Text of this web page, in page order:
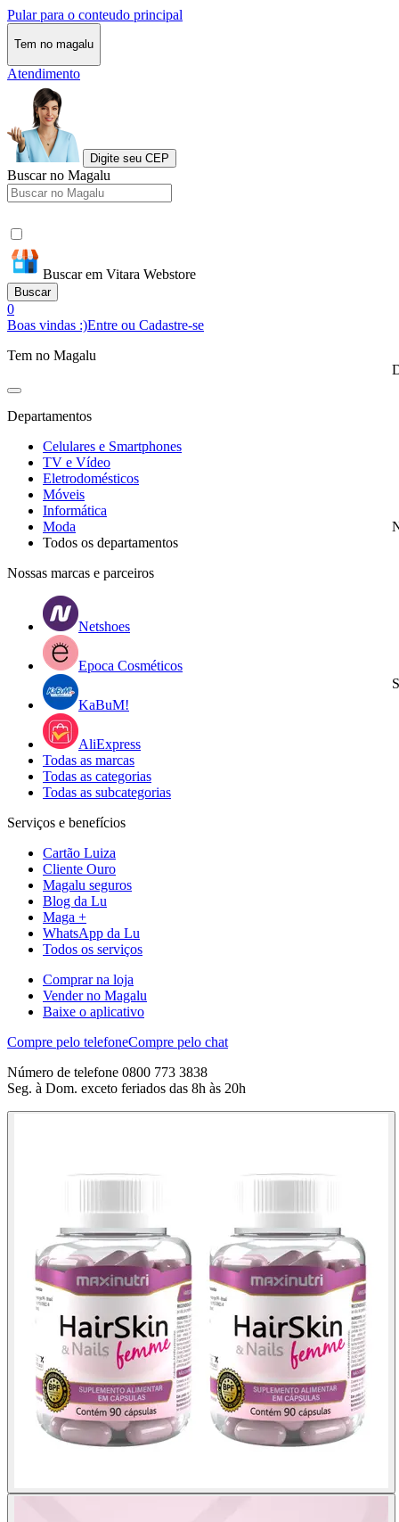
Pular para o conteudo principal
Tem no magalu
Atendimento
Digite seu CEP
Buscar no Magalu
Buscar em Vitara Webstore
Buscar
0
Boas vindas :)Entre ou Cadastre-se
Tem no Magalu
Departamentos
Celulares e Smartphones
TV e Vídeo
Eletrodomésticos
Móveis
Informática
Moda
Todos os departamentos
Nossas marcas e parceiros
Netshoes
Epoca Cosméticos
KaBuM!
AliExpress
Todas as marcas
Todas as categorias
Todas as subcategorias
Serviços e benefícios
Cartão Luiza
Cliente Ouro
Magalu seguros
Blog da Lu
Maga +
WhatsApp da Lu
Todos os serviços
Comprar na loja
Vender no Magalu
Baixe o aplicativo
Compre pelo telefoneCompre pelo chat
Número de telefone 0800 773 3838
Seg. à Dom. exceto feriados das 8h às 20h